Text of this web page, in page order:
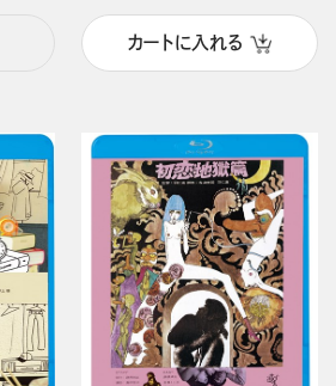
カートに入れる